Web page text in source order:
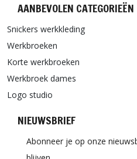
AANBEVOLEN CATEGORIEËN
Snickers werkkleding
Werkbroeken
Korte werkbroeken
Werkbroek dames
Logo studio
NIEUWSBRIEF
Abonneer je op onze